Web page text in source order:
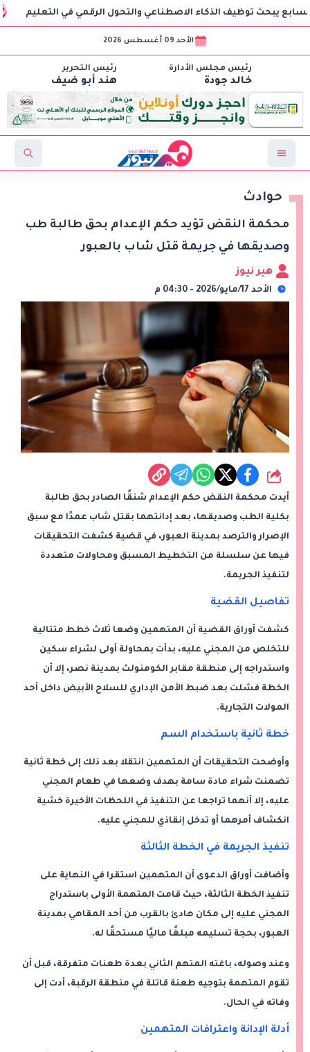
توظيف الذكاء الاصطناعي والتحول الرقمي في التعليم
الأحد 09 أغسطس 2026
رئيس مجلس الأدارة
خالد جودة
رئيس التحرير
هند أبو ضيف
حوادث
محكمة النقض تؤيد حكم الإعدام بحق طالبة طب
وصديقها في جريمة قتل شاب بالعبور
هير نيوز
الأحد 17/مايو/2026 - 04:30 م
شارك
أيدت محكمة النقض حكم الإعدام شنقًا الصادر بحق طالبة
بكلية الطب وصديقها، بعد إدانتهما بقتل شاب عمدًا مع سبق
الإصرار والترصد بمدينة العبور، في قضية كشفت التحقيقات
فيها عن سلسلة من التخطيط المسبق ومحاولات متعددة
لتنفيذ الجريمة.
تفاصيل القضية
كشفت أوراق القضية أن المتهمين وضعا ثلاث خطط متتالية
للتخلص من المجني عليه، بدأت بمحاولة أولى لشراء سكين
واستدراجه إلى منطقة مقابر الكومنولث بمدينة نصر، إلا أن
الخطة فشلت بعد ضبط الأمن الإداري للسلاح الأبيض داخل أحد
المولات التجارية.
خطة ثانية باستخدام السم
وأوضحت التحقيقات أن المتهمين انتقلا بعد ذلك إلى خطة ثانية
تضمنت شراء مادة سامة بهدف وضعها في طعام المجني
عليه، إلا أنهما تراجعا عن التنفيذ في اللحظات الأخيرة خشية
انكشاف أمرهما أو تدخل إنقاذي للمجني عليه.
تنفيذ الجريمة في الخطة الثالثة
وأضافت أوراق الدعوى أن المتهمين استقرا في النهاية على
تنفيذ الخطة الثالثة، حيث قامت المتهمة الأولى باستدراج
المجني عليه إلى مكان هادئ بالقرب من أحد المقاهي بمدينة
العبور، بحجة تسليمه مبلغًا ماليًا مستحقًا له.
وعند وصوله، باغته المتهم الثاني بعدة طعنات متفرقة، قبل أن
تقوم المتهمة بتوجيه طعنة قاتلة في منطقة الرقبة، أدت إلى
وفاته في الحال.
أدلة الإدانة واعترافات المتهمين